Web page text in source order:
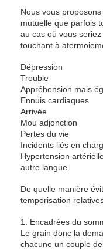
Nous vous
mutuelle que parfois
au cas où vous
touchant à
Dépression
Trouble
Appréhension mais
Ennuis cardiaques
Arrivée
Mou adjonction
Pertes du vie
Incidents liés en
Hypertension
autre langue.
De quelle manière
temporisation
1. Encadrées du
Le grain donc la
chacune un couple